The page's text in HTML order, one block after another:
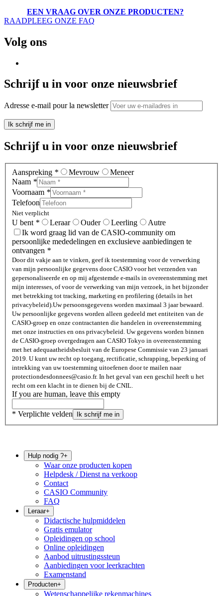
EEN VRAAG OVER ONZE PRODUCTEN?
RAADPLEEG ONZE FAQ
Volg ons
Schrijf u in voor onze nieuwsbrief
Adresse e-mail pour la newsletter
Ik schrijf me in
Schrijf u in voor onze nieuwsbrief
Aanspreking * Mevrouw
Meneer
Naam *
Voornaam *
Telefoon
Niet verplicht
U bent * Leraar Ouder Leerling
Autre
Ik word graag lid van de CASIO-community om
persoonlijke mededelingen en exclusieve aanbiedingen te
ontvangen *
Door dit vakje aan te vinken, geef ik toestemming voor de verwerking
van mijn persoonlijke gegevens door CASIO voor het verzenden van
gepersonaliseerde en op mij afgestemde e-mails in overeenstemming met
mijn interesses, of voor de verwerking van mijn verzoek, in het bijzonder
met betrekking tot tracking, marketing en profilering (details in het
privacybeleid). Uw persoonsgegevens worden maximaal 3 jaar bewaard.
Uw persoonlijke gegevens worden alleen gedeeld met entiteiten van de
CASIO-groep en onze contractanten die handelen in overeenstemming
met onze instructies en ons privacybeleid. Uw gegevens worden binnen
de CASIO-groep overgedragen aan CASIO Tokyo in overeenstemming
met het adequaatheidsbesluit van de Europese Commissie van 23 januari
2019. U kunt uw recht op toegang, rectificatie, schrapping, beperking of
intrekking van uw toestemming uitoefenen door te mailen naar
protectiondesdonnees@casio.fr. In het geval van een geschil heeft u het
recht om een ​​klacht in te dienen bij de CNIL.
If you are human, leave this empty
* Verplichte velden Ik schrijf me in
Hulp nodig ?+
Waar onze producten kopen
Helpdesk / Dienst na verkoop
Contact
CASIO Community
FAQ
Leraar+
Didactische hulpmiddelen
Gratis emulator
Opleidingen op school
Online opleidingen
Aanbod uitrustingssteun
Aanbiedingen voor leerkrachten
Examenstand
Producten+
Wetenschappelijke rekenmachines